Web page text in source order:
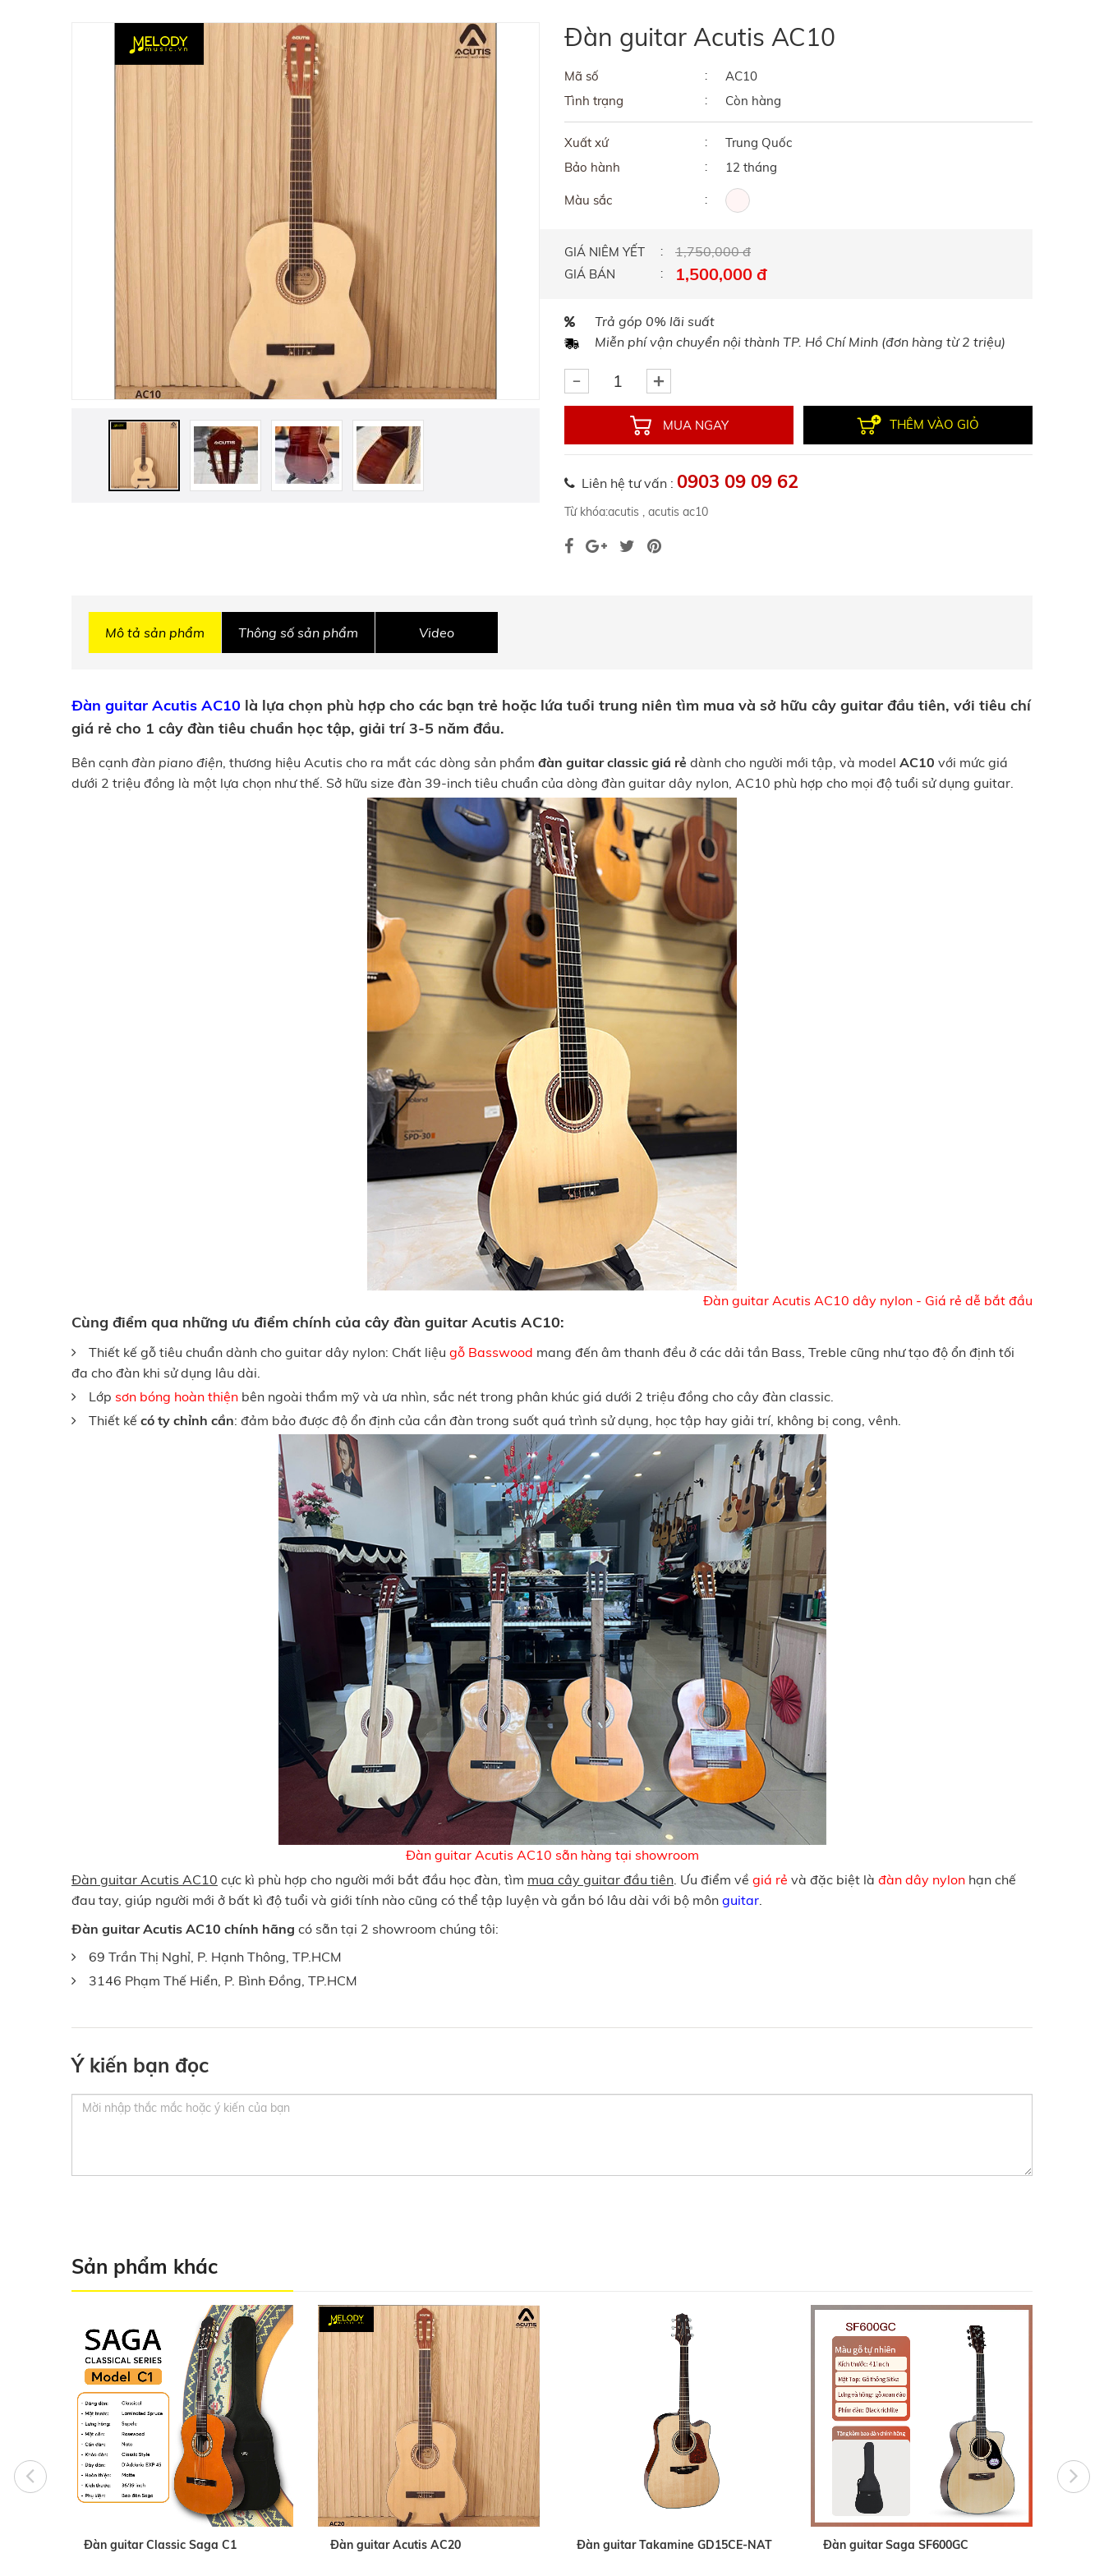
Đàn guitar Acutis AC10
Mã số
AC10
Tình trạng
Còn hàng
Xuất xứ
Trung Quốc
Bảo hành
12 tháng
Màu sắc
GIÁ NIÊM YẾT 1,750,000 đ
GIÁ BÁN 1,500,000 đ
Trả góp 0% lãi suất
Miễn phí vận chuyển nội thành TP. Hồ Chí Minh (đơn hàng từ 2 triệu)
MUA NGAY THÊM VÀO GIỎ
Liên hệ tư vấn : 0903 09 09 62
Từ khóa:acutis , acutis ac10
Mô tả sản phẩm Thông số sản phẩm Video
Đàn guitar Acutis AC10 là lựa chọn phù hợp cho các bạn trẻ hoặc lứa tuổi trung niên tìm mua và sở hữu cây guitar đầu tiên, với tiêu chí
giá rẻ cho 1 cây đàn tiêu chuẩn học tập, giải trí 3-5 năm đầu.
Bên cạnh đàn piano điện , thương hiệu Acutis cho ra mắt các dòng sản phẩm đàn guitar classic giá rẻ dành cho người mới tập, và model AC10 với mức giá
dưới 2 triệu đồng là một lựa chọn như thế. Sở hữu size đàn 39-inch tiêu chuẩn của dòng đàn guitar dây nylon, AC10 phù hợp cho mọi độ tuổi sử dụng guitar.
Đàn guitar Acutis AC10 dây nylon - Giá rẻ dễ bắt đầu
Cùng điểm qua những ưu điểm chính của cây đàn guitar Acutis AC10:
Thiết kế gỗ tiêu chuẩn dành cho guitar dây nylon: Chất liệu gỗ Basswood mang đến âm thanh đều ở các dải tần Bass, Treble cũng như tạo độ ổn định tối
đa cho đàn khi sử dụng lâu dài.
Lớp sơn bóng hoàn thiện bên ngoài thẩm mỹ và ưa nhìn, sắc nét trong phân khúc giá dưới 2 triệu đồng cho cây đàn classic.
Thiết kế có ty chỉnh cần: đảm bảo được độ ổn định của cần đàn trong suốt quá trình sử dụng, học tập hay giải trí, không bị cong, vênh.
Đàn guitar Acutis AC10 sẵn hàng tại showroom
Đàn guitar Acutis AC10 cực kì phù hợp cho người mới bắt đầu học đàn, tìm mua cây guitar đầu tiên. Ưu điểm về giá rẻ và đặc biệt là đàn dây nylon hạn chế
đau tay, giúp người mới ở bất kì độ tuổi và giới tính nào cũng có thể tập luyện và gắn bó lâu dài với bộ môn guitar.
Đàn guitar Acutis AC10 chính hãng có sẵn tại 2 showroom chúng tôi:
69 Trần Thị Nghỉ, P. Hạnh Thông, TP.HCM
3146 Phạm Thế Hiển, P. Bình Đồng, TP.HCM
Ý kiến bạn đọc
Sản phẩm khác
Đàn guitar Classic Saga C1 Đàn guitar Acutis AC20 Đàn guitar Takamine GD15CE-NAT Đàn guitar Saga SF600GC